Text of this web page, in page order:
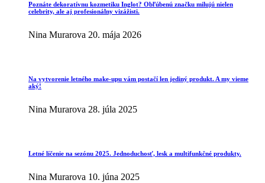
Poznáte dekoratívnu kozmetiku Inglot? Obľúbenú značku milujú nielen
celebrity, ale aj profesionálny vizážisti.
Nina Murarova 20. mája 2026
Na vytvorenie letného make-upu vám postačí len jediný produkt. A my vieme
aký!
Nina Murarova 28. júla 2025
Letné líčenie na sezónu 2025. Jednoduchosť, lesk a multifunkčné produkty.
Nina Murarova 10. júna 2025